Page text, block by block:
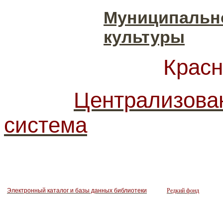
культуры
система
Электронный каталог и базы данных библиотеки Редкий фонд